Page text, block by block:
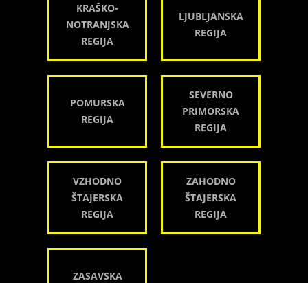
KRAŠKO-
NOTRANJSKA
REGIJA
LJUBLJANSKA
REGIJA
POMURSKA
REGIJA
SEVERNO
PRIMORSKA
REGIJA
VZHODNO
ŠTAJERSKA
REGIJA
ZAHODNO
ŠTAJERSKA
REGIJA
ZASAVSKA